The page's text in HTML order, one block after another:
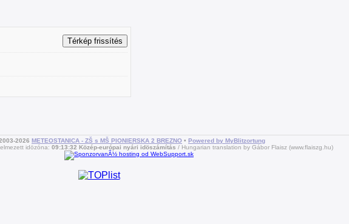
2026 METEOSTANICA - ZŠ s MŠ PIONIERSKA 2 BREZNO • Powered by MyBlitzortung
idözóna: 09:13:32 Közép-európai nyári idöszámítás Hungarian translation by Gábor Flaisz (www.flaiszg.hu)